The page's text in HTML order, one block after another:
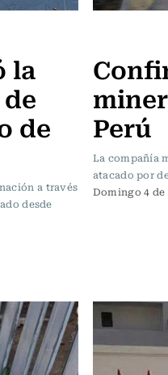
la
de
a través
desde
Perú
La compañía
atacado por
Domingo 4 de